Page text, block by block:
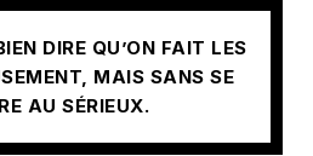
DIRE QU’ON FAIT LES
MAIS SANS SE
AU SÉRIEUX.